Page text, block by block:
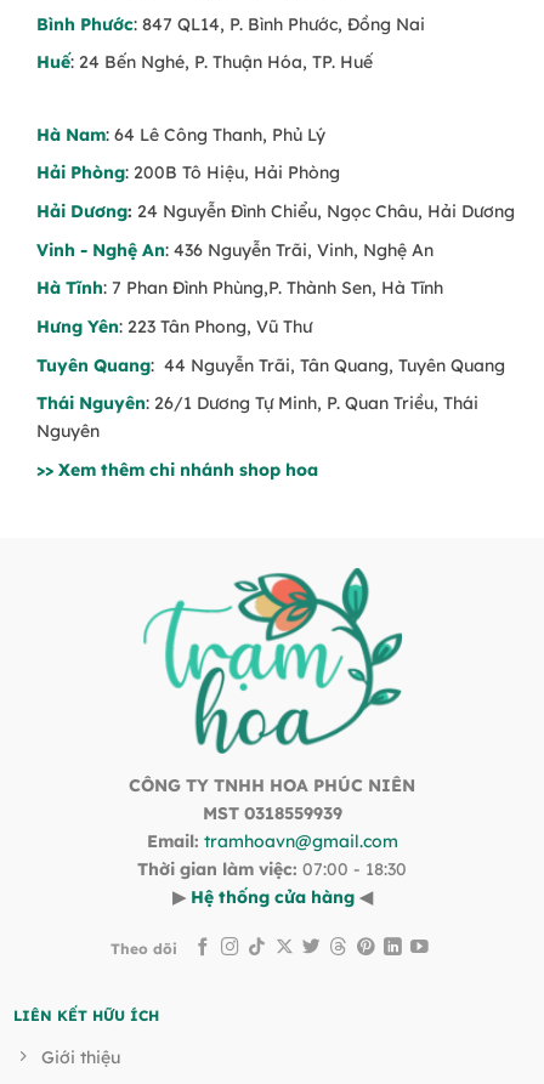
Bình Phước: 847 QL14, P. Bình Phước, Đồng Nai
Huế: 24 Bến Nghé, P. Thuận Hóa, TP. Huế
Hà Nam: 64 Lê Công Thanh, Phủ Lý
Hải Phòng: 200B Tô Hiệu, Hải Phòng
Hải Dương: 24 Nguyễn Đình Chiểu, Ngọc Châu, Hải Dương
Vinh - Nghệ An: 436 Nguyễn Trãi, Vinh, Nghệ An
Hà Tĩnh: 7 Phan Đình Phùng,P. Thành Sen, Hà Tĩnh
Hưng Yên: 223 Tân Phong, Vũ Thư
Tuyên Quang: 44 Nguyễn Trãi, Tân Quang, Tuyên Quang
Thái Nguyên: 26/1 Dương Tự Minh, P. Quan Triều, Thái
Nguyên
>> Xem thêm chi nhánh shop hoa
CÔNG TY TNHH HOA PHÚC NIÊN
MST 0318559939
Email: tramhoavn@gmail.com
Thời gian làm việc: 07:00 - 18:30
▶ Hệ thống cửa hàng ◀
Theo dõi
LIÊN KẾT HỮU ÍCH
Giới thiệu